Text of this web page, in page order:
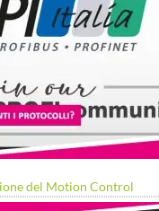
del Motion Control